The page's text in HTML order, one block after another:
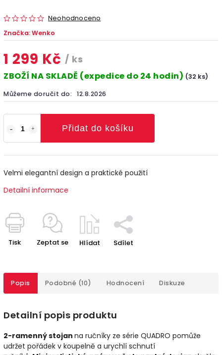
Neohodnoceno
Značka:Wenko
1 299 Kč / ks
ZBOŽÍ NA SKLADĚ (expedice do 24 hodin) (32 ks)
Můžeme doručit do: 12.8.2026
Přidat do košíku
Velmi elegantní design a praktické použití
Detailní informace
Tisk Zeptat se Hlídat Sdílet
Popis Podobné (10) Hodnocení Diskuze
Detailní popis produktu
2-ramenný stojan na ručníky ze série QUADRO pomůže
udržet pořádek v koupelně a urychlí schnutí